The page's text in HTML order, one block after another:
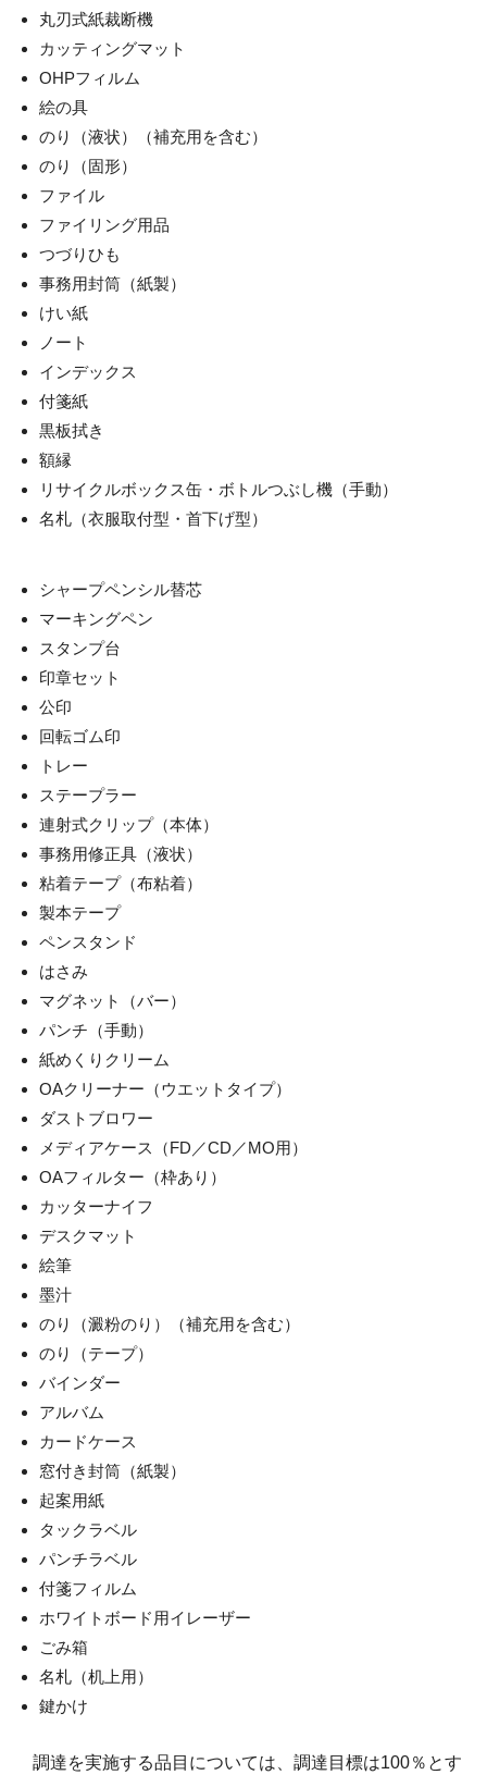
丸刃式紙裁断機
カッティングマット
OHPフィルム
絵の具
のり（液状）（補充用を含む）
のり（固形）
ファイル
ファイリング用品
つづりひも
事務用封筒（紙製）
けい紙
ノート
インデックス
付箋紙
黒板拭き
額縁
リサイクルボックス缶・ボトルつぶし機（手動）
名札（衣服取付型・首下げ型）
シャープペンシル替芯
マーキングペン
スタンプ台
印章セット
公印
回転ゴム印
トレー
ステープラー
連射式クリップ（本体）
事務用修正具（液状）
粘着テープ（布粘着）
製本テープ
ペンスタンド
はさみ
マグネット（バー）
パンチ（手動）
紙めくりクリーム
OAクリーナー（ウエットタイプ）
ダストブロワー
メディアケース（FD／CD／MO用）
OAフィルター（枠あり）
カッターナイフ
デスクマット
絵筆
墨汁
のり（澱粉のり）（補充用を含む）
のり（テープ）
バインダー
アルバム
カードケース
窓付き封筒（紙製）
起案用紙
タックラベル
パンチラベル
付箋フィルム
ホワイトボード用イレーザー
ごみ箱
名札（机上用）
鍵かけ
調達を実施する品目については、調達目標は100％とす